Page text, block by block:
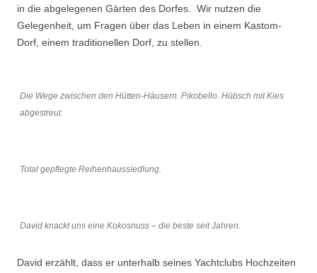
in die abgelegenen Gärten des Dorfes. Wir nutzen die
Gelegenheit, um Fragen über das Leben in einem Kastom-
Dorf, einem traditionellen Dorf, zu stellen.
Die Wege zwischen den Hütten-Häusern. Pikobello. Hübsch mit Kies
abgestreut.
Total gepflegte Reihenhaussiedlung.
David knackt uns eine Kokosnuss – die beste seit Jahren.
David erzählt, dass er unterhalb seines Yachtclubs Hochzeiten